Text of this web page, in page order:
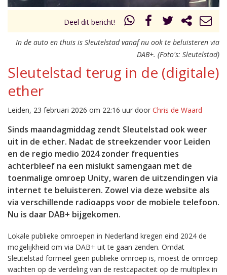
Deel dit bericht!
In de auto en thuis is Sleutelstad vanaf nu ook te beluisteren via
DAB+. (Foto's: Sleutelstad)
Sleutelstad terug in de (digitale)
ether
Leiden, 23 februari 2026 om 22:16 uur door Chris de Waard
Sinds maandagmiddag zendt Sleutelstad ook weer
uit in de ether. Nadat de streekzender voor Leiden
en de regio medio 2024 zonder frequenties
achterbleef na een mislukt samengaan met de
toenmalige omroep Unity, waren de uitzendingen via
internet te beluisteren. Zowel via deze website als
via verschillende radioapps voor de mobiele telefoon.
Nu is daar DAB+ bijgekomen.
Lokale publieke omroepen in Nederland kregen eind 2024 de
mogelijkheid om via DAB+ uit te gaan zenden. Omdat
Sleutelstad formeel geen publieke omroep is, moest de omroep
wachten op de verdeling van de restcapaciteit op de multiplex in